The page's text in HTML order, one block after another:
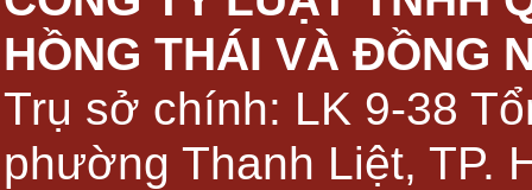
HỒNG THÁI VÀ ĐỒNG
Trụ sở chính: LK 9-38
phường Thanh Liệt, TP.